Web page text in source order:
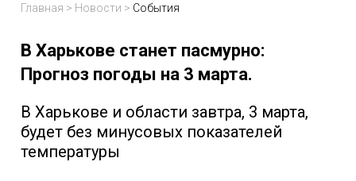
Главная > Новости > События
В Харькове станет пасмурно:
Прогноз погоды на 3 марта.
В Харькове и области завтра, 3 марта,
будет без минусовых показателей
температуры